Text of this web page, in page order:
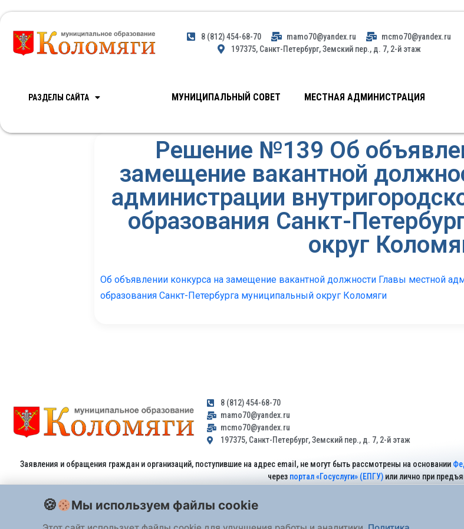
8 (812) 454-68-70 mamo70@yandex.ru
mcmo70@yandex.ru
197375, Санкт-Петербург, Земский пер., д. 7, 2-й этаж
РАЗДЕЛЫ САЙТА МУНИЦИПАЛЬНЫЙ СОВЕТ МЕСТНАЯ АДМИНИСТРАЦИЯ
Решение №139 Об
замещение вакантной
администрации
образования Санкт-
округ
Об объявлении конкурса на замещение вакантной должности Главы местной
образования Санкт-Петербурга муниципальный округ Коломяги
8 (812) 454-68-70
mamo70@yandex.ru
mcmo70@yandex.ru
197375, Санкт-Петербург, Земский пер., д. 7, 2-й этаж
Заявления и обращения граждан и организаций, поступившие на адрес email, не могут быть рассмотрены на основании
через портал «Госуслуги» (ЕПГУ)или лично при
Мы используем файлы cookie